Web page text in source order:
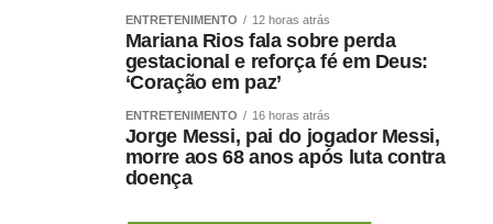
ENTRETENIMENTO 12 horas atrás
Mariana Rios fala sobre perda
gestacional e reforça fé em Deus:
‘Coração em paz’
ENTRETENIMENTO 16 horas atrás
Jorge Messi, pai do jogador Messi,
morre aos 68 anos após luta contra
doença